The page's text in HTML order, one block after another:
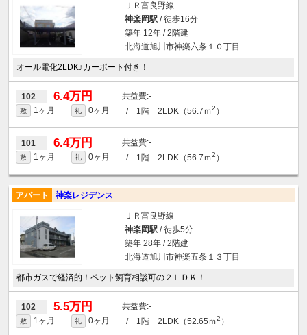
ＪＲ富良野線
神楽岡駅/ 徒歩16分
築年 12年 / 2階建
北海道旭川市神楽六条１０丁目
オール電化2LDK♪カーポート付き！
102 6.4万円 -
敷 1ヶ月 礼 0ヶ月 / 1階 2LDK（56.7ｍ2 ）
101 6.4万円 -
敷 1ヶ月 礼 0ヶ月 / 1階 2LDK（56.7ｍ2 ）
アパート 神楽レジデンス
ＪＲ富良野線
神楽岡駅/ 徒歩5分
築年 28年 / 2階建
北海道旭川市神楽五条１３丁目
都市ガスで経済的！ペット飼育相談可の２ＬＤＫ！
102 5.5万円 -
敷 1ヶ月 礼 0ヶ月 / 1階 2LDK（52.65ｍ2 ）